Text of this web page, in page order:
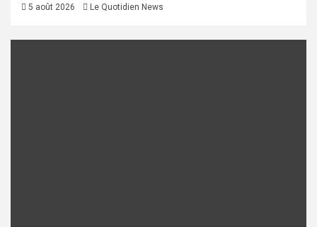
5 août 2026 Le Quotidien News